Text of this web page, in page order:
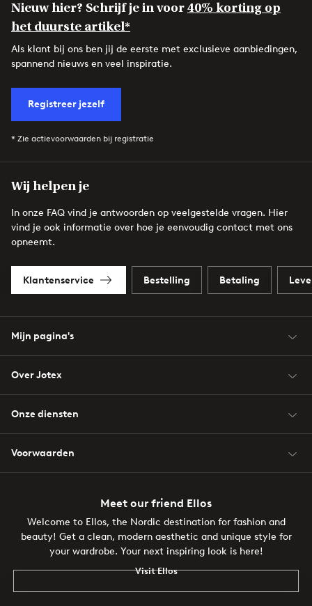
Nieuw hier? Schrijf je in voor40% korting op
het duurste artikel*
Als klant bij ons ben jij de eerste met exclusieve aanbiedingen,
spannend nieuws en veel inspiratie.
Registreer jezelf
* Zie actievoorwaarden bij registratie
Wij helpen je
In onze FAQ vind je antwoorden op veelgestelde vragen. Hier
vind je ook informatie over hoe je eenvoudig contact met ons
opneemt.
Klantenservice Bestelling Betaling
Mijn pagina's
Over Jotex
Onze diensten
Voorwaarden
Meet our friend Ellos
Welcome to Ellos, the Nordic destination for fashion and
beauty! Get a clean, modern aesthetic and unique style for
your wardrobe. Your next inspiring look is here!
Visit Ellos